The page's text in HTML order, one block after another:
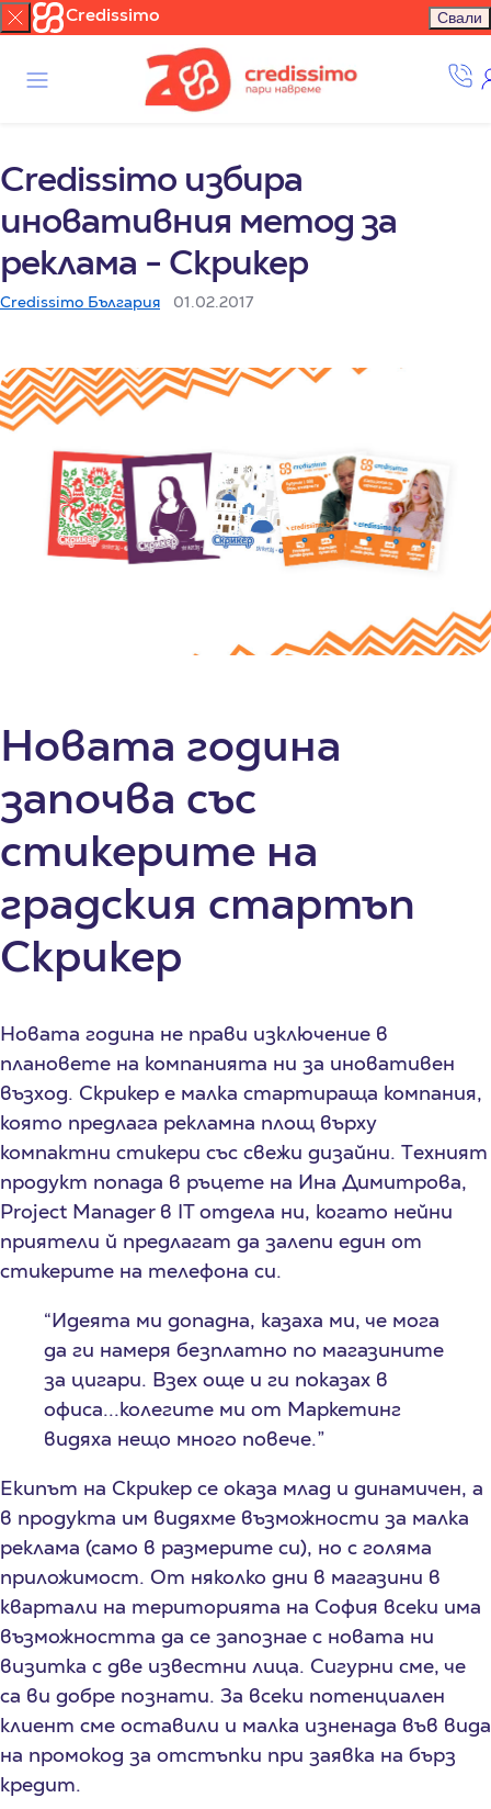
Credissimo Свали
Credissimo избира
иновативния метод за
реклама - Скрикер
Credissimo България 01.02.2017
Новата година
започва със
стикерите на
градския стартъп
Скрикер
Новата година не прави изключение в
плановете на компанията ни за иновативен
възход. Скрикер е малка стартираща компания,
която предлага рекламна площ върху
компактни стикери със свежи дизайни. Tехният
продукт попада в ръцете на Ина Димитрова,
Project Manager в IT отдела ни, когато нейни
приятели й предлагат да залепи един от
стикерите на телефона си.
“Идеята ми допадна, казаха ми, че мога
да ги намеря безплатно по магазините
за цигари. Взех още и ги показах в
офиса...колегите ми от Маркетинг
видяха нещо много повече.”
Eкипът на Скрикер се оказа млад и динамичен, а
в продукта им видяхме възможности за малка
реклама (само в размерите си), но с голяма
приложимост. От няколко дни в магазини в
квартали на територията на София всеки има
възможността да се запознае с новата ни
визитка с две известни лица. Сигурни сме, че
са ви добре познати. За всеки потенциален
клиент сме оставили и малка изненада във вида
на промокод за отстъпки при заявка на бърз
кредит.